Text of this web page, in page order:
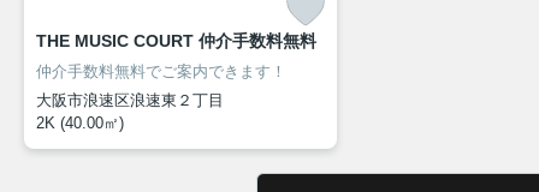
THE MUSIC COURT 仲介手数料無料
仲介手数料無料でご案内できます！
大阪市浪速区浪速東２丁目
2K (40.00㎡)